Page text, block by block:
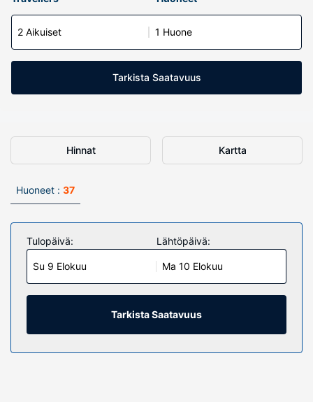
2 Aikuiset 1 Huone
Tarkista Saatavuus
Hinnat Kartta
Huoneet : 37
Tulopäivä:
Su 9 Elokuu
Lähtöpäivä:
Ma 10 Elokuu
Tarkista Saatavuus